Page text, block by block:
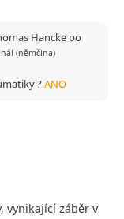
Hancke po
(němčina)
?ANO
vynikající záběr v